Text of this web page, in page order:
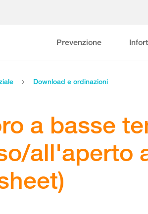
Prevenzione
Download e ordinazioni
a basse
all'aperto